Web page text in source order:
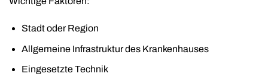
Stadt oder Region
Allgemeine Infrastruktur des Krankenhauses
Eingesetzte Technik